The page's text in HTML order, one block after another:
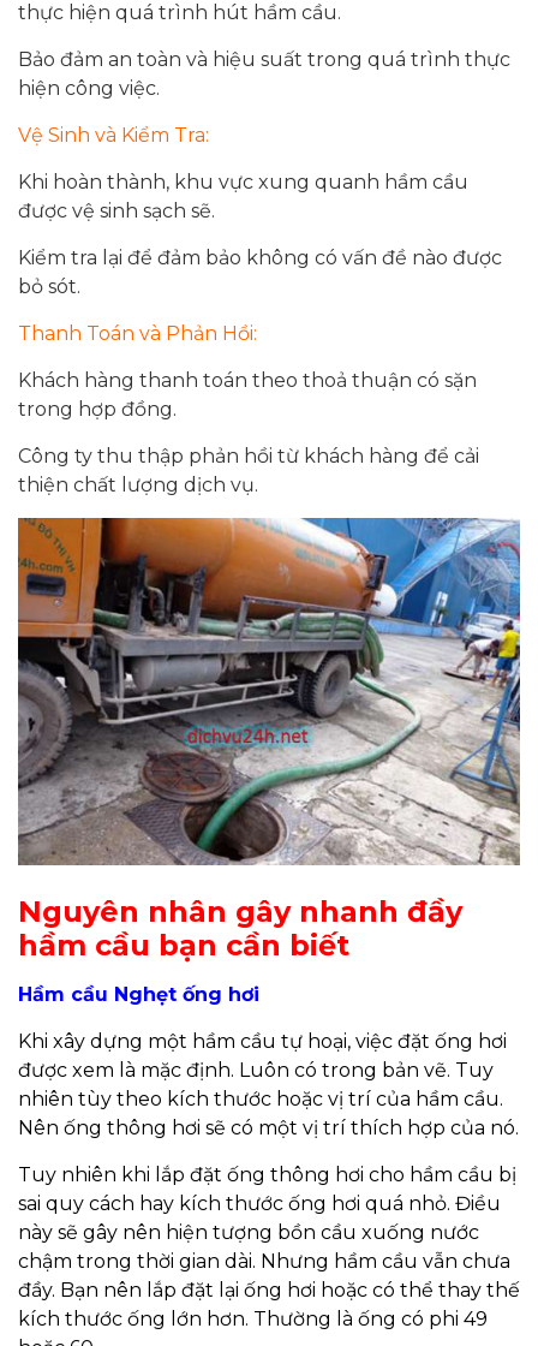
thực hiện quá trình hút hầm cầu.
Bảo đảm an toàn và hiệu suất trong quá trình thực
hiện công việc.
Vệ Sinh và Kiểm Tra:
Khi hoàn thành, khu vực xung quanh hầm cầu
được vệ sinh sạch sẽ.
Kiểm tra lại để đảm bảo không có vấn đề nào được
bỏ sót.
Thanh Toán và Phản Hồi:
Khách hàng thanh toán theo thoả thuận có sặn
trong hợp đồng.
Công ty thu thập phản hồi từ khách hàng để cải
thiện chất lượng dịch vụ.
Nguyên nhân gây nhanh đầy
hầm cầu bạn cần biết
Hầm cầu Nghẹt ống hơi
Khi xây dựng một hầm cầu tự hoại, việc đặt ống hơi
được xem là mặc định. Luôn có trong bản vẽ. Tuy
nhiên tùy theo kích thước hoặc vị trí của hầm cầu.
Nên ống thông hơi sẽ có một vị trí thích hợp của nó.
Tuy nhiên khi lắp đặt ống thông hơi cho hầm cầu bị
sai quy cách hay kích thước ống hơi quá nhỏ. Điều
này sẽ gây nên hiện tượng bồn cầu xuống nước
chậm trong thời gian dài. Nhưng hầm cầu vẫn chưa
đầy. Bạn nên lắp đặt lại ống hơi hoặc có thể thay thế
kích thước ống lớn hơn. Thường là ống có phi 49